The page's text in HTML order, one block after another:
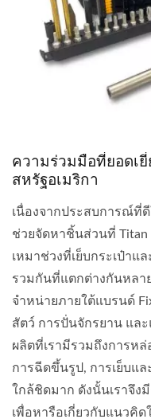
ความร่วมมือที่ยอดเ
สหรัฐอเมริกา
เนื่องจากประสบการณ์ที่ดี
ช่วยจัดหาชิ้นส่วนที่ Titan
เหมาช่วงที่เย็บกระเป๋า
รวมกันที่แตกต่างกันหล
จำหน่ายภายใต้แบรนด์
สัตว์ การปั่นจักรยาน แล
ผลิตที่เรามีรวมถึงการห
การฉีดขึ้นรูป, การเย็บแ
ใกล้ชิดมาก ดังนั้นเราจึ
เพื่อหารือเกี่ยวกับแนวคิ